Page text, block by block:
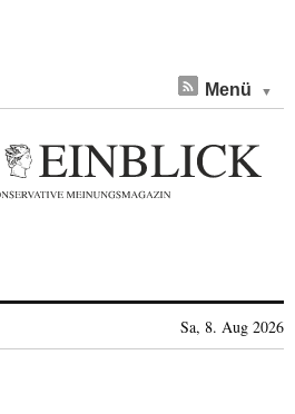
Menü
Sa, 8. Aug 2026